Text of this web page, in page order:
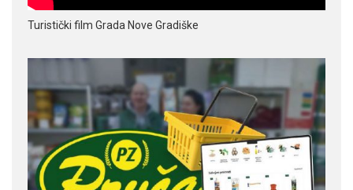
Turistički film Grada Nove Gradiške